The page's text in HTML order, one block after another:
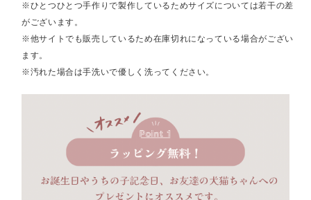
※ひとつひとつ手作りで製作しているためサイズについては若干の差
がございます。
※他サイトでも販売しているため在庫切れになっている場合がござい
ます。
※汚れた場合は手洗いで優しく洗ってください。